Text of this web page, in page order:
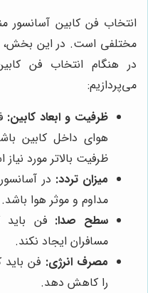
انتخاب فن کابین آسانسور
مختلفی است. در این بخش،
در هنگام انتخاب فن
می‌پردازیم:
ظرفیت و ابعاد کابین:
هوای داخل کابین
ظرفیت بالاتر مورد
میزان تردد: در
مداوم و موثر هوا باشد.
سطح صدا: فن باید
مسافران ایجاد نکند.
مصرف انرژی: فن
را کاهش دهد.